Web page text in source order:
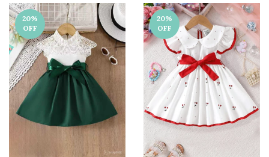
20%
OFF
20%
OFF